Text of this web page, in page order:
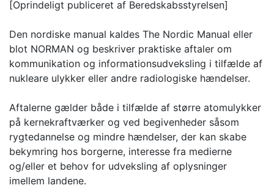
[Oprindeligt publiceret af Beredskabsstyrelsen]
Den nordiske manual kaldes The Nordic Manual eller
blot NORMAN og beskriver praktiske aftaler om
kommunikation og informationsudveksling i tilfælde af
nukleare ulykker eller andre radiologiske hændelser.
Aftalerne gælder både i tilfælde af større atomulykker
på kernekraftværker og ved begivenheder såsom
rygtedannelse og mindre hændelser, der kan skabe
bekymring hos borgerne, interesse fra medierne
og/eller et behov for udveksling af oplysninger
imellem landene.